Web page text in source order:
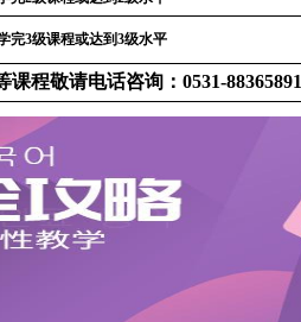
完3级课程或达到3级水平
课程敬请电话咨询： 0531-88365891